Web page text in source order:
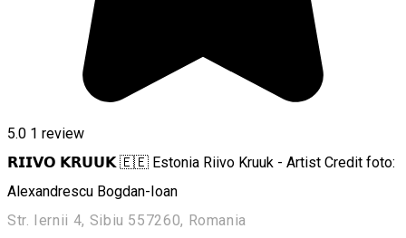
5.0 1 review
𝗥𝗜𝗜𝗩𝗢 𝗞𝗥𝗨𝗨𝗞 🇪🇪 Estonia Riivo Kruuk - Artist Credit foto:
Alexandrescu Bogdan-Ioan
Str. Iernii 4, Sibiu 557260, Romania